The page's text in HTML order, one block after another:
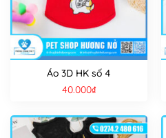
Áo 3D HK số 4
40.000₫